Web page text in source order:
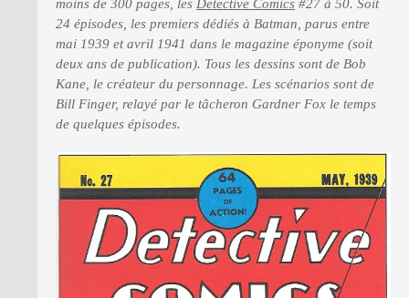
moins de 300 pages, les Detective Comics #27 à 50. Soit
24 épisodes, les premiers dédiés à Batman, parus entre
mai 1939 et avril 1941 dans le magazine éponyme (soit
deux ans de publication). Tous les dessins sont de Bob
Kane, le créateur du personnage. Les scénarios sont de
Bill Finger, relayé par le tâcheron Gardner Fox le temps
de quelques épisodes.